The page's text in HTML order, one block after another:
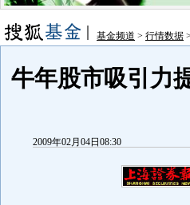
基金频道 > 行情数据 >
牛年股市吸引力
2009年02月04日08:30